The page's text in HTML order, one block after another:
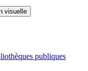
visuelle
publiques